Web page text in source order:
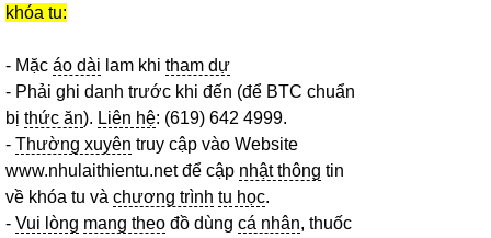
khóa tu:
- Mặc áo dài lam khi tham dự
- Phải ghi danh trước khi đến (để BTC chuẩn
bị thức ăn). Liên hệ: (619) 642 4999.
- Thường xuyên truy cập vào Website
www.nhulaithientu.net để cập nhật thông tin
về khóa tu và chương trình tu học.
- Vui lòng mang theo đồ dùng cá nhân, thuốc